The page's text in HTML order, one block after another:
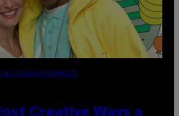
FILMMAGIC
Creative Ways a